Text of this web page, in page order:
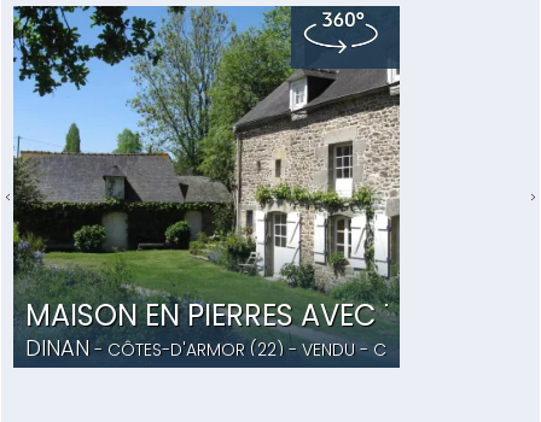
MAISON EN PIERRES AVEC TERRAIN
DINAN - CÔTES-D'ARMOR (22) -VENDU- CB5038